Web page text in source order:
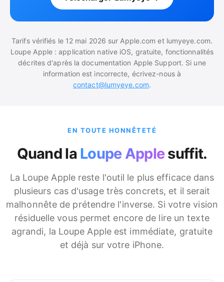
Tarifs vérifiés le 12 mai 2026 sur Apple.com et lumyeye.com.
Loupe Apple : application native iOS, gratuite, fonctionnalités
décrites d'après la documentation Apple Support. Si une
information est incorrecte, écrivez-nous à
contact@lumyeye.com.
EN TOUTE HONNÊTETÉ
Quand la Loupe Apple suffit.
La Loupe Apple reste l'outil le plus efficace dans
plusieurs cas d'usage très concrets, et il serait
malhonnête de prétendre l'inverse. Si votre vision
résiduelle vous permet encore de lire un texte
agrandi, la Loupe Apple est immédiate, gratuite
et déjà sur votre iPhone.